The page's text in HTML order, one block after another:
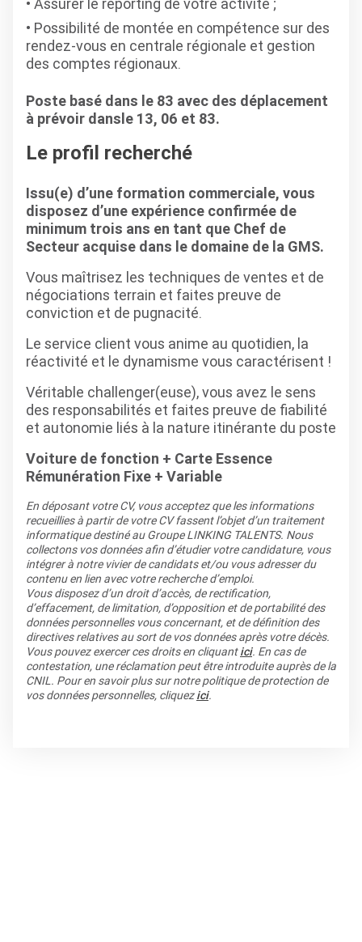
Possibilité de montée en compétence sur des
rendez-vous en centrale régionale et gestion
des comptes régionaux.
Poste basé dans le 83 avec des déplacement
à prévoir dansle 13, 06 et 83.
Le profil recherché
Issu(e) d’une formation commerciale, vous
disposez d’une expérience confirmée de
minimum trois ans en tant que Chef de
Secteur acquise dans le domaine de la GMS.
Vous maîtrisez les techniques de ventes et de
négociations terrain et faites preuve de
conviction et de pugnacité.
Le service client vous anime au quotidien, la
réactivité et le dynamisme vous caractérisent !
Véritable challenger(euse), vous avez le sens
des responsabilités et faites preuve de fiabilité
et autonomie liés à la nature itinérante du poste
Voiture de fonction + Carte Essence
Rémunération Fixe + Variable
En déposant votre CV, vous acceptez que les informations
recueillies à partir de votre CV fassent l’objet d’un traitement
informatique destiné au Groupe LINKING TALENTS. Nous
collectons vos données afin d’étudier votre candidature, vous
intégrer à notre vivier de candidats et/ou vous adresser du
contenu en lien avec votre recherche d’emploi.
Vous disposez d’un droit d’accès, de rectification,
d’effacement, de limitation, d’opposition et de portabilité des
données personnelles vous concernant, et de définition des
directives relatives au sort de vos données après votre décès.
Vous pouvez exercer ces droits en cliquantici. En cas de
contestation, une réclamation peut être introduite auprès de la
CNIL. Pour en savoir plus sur notre politique de protection de
vos données personnelles, cliquezici.